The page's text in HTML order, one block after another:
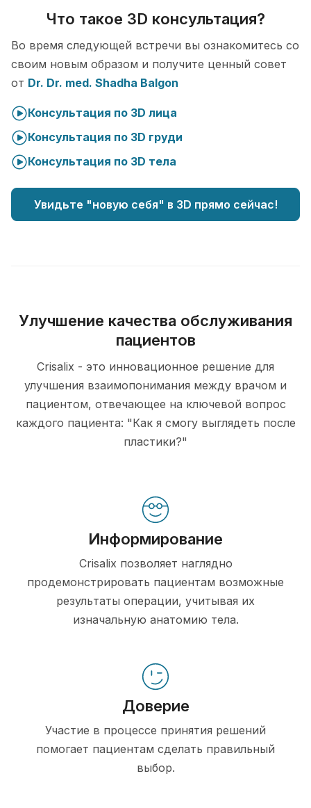
Что такое 3D консультация?
Во время следующей встречи вы ознакомитесь со
своим новым образом и получите ценный совет
от Dr. Dr. med. Shadha Balgon
Консультация по 3D лица
Консультация по 3D груди
Консультация по 3D тела
Увидьте "новую себя" в 3D прямо сейчас!
Улучшение качества обслуживания
пациентов
Crisalix - это инновационное решение для
улучшения взаимопонимания между врачом и
пациентом, отвечающее на ключевой вопрос
каждого пациента: "Как я смогу выглядеть после
пластики?"
Информирование
Crisalix позволяет наглядно
продемонстрировать пациентам возможные
результаты операции, учитывая их
изначальную анатомию тела.
Доверие
Участие в процессе принятия решений
помогает пациентам сделать правильный
выбор.